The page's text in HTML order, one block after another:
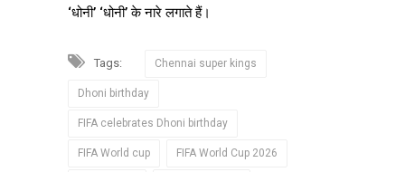
‘धोनी’ ‘धोनी’ के नारे लगाते हैं।
Tags: Chennai super kings
Dhoni birthday
FIFA celebrates Dhoni birthday
FIFA World cup FIFA World Cup 2026